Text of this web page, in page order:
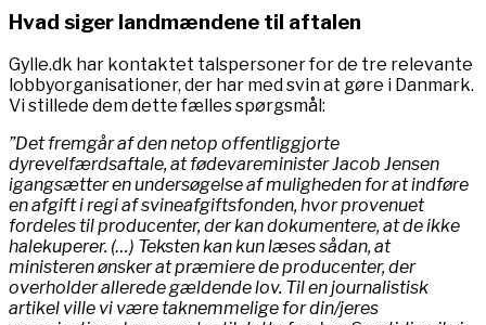
Hvad siger landmændene til aftalen
Gylle.dk har kontaktet talspersoner for de tre relevante
lobbyorganisationer, der har med svin at gøre i Danmark.
Vi stillede dem dette fælles spørgsmål:
”Det fremgår af den netop offentliggjorte
dyrevelfærdsaftale, at fødevareminister Jacob Jensen
igangsætter en undersøgelse af muligheden for at indføre
en afgift i regi af svineafgiftsfonden, hvor provenuet
fordeles til producenter, der kan dokumentere, at de ikke
halekuperer. (…) Teksten kan kun læses sådan, at
ministeren ønsker at præmiere de producenter, der
overholder allerede gældende lov. Til en journalistisk
artikel ville vi være taknemmelige for din/jeres